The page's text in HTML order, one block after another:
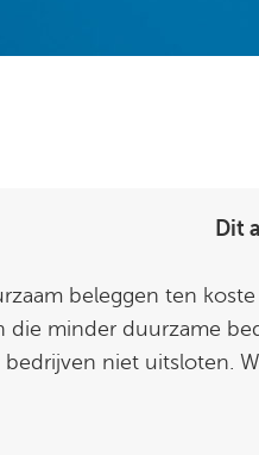
Dit
beleggen ten
minder duurzame
niet uitsloten.